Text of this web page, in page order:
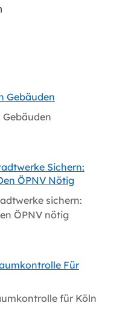
Gebäuden
Sichern:
ÖPNV Nötig
sichern:
ÖPNV nötig
Für
für Köln